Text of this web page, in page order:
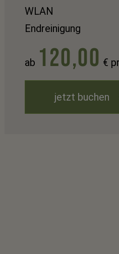
WLAN
Endreinigung
ab 120,00 €
jetzt buchen